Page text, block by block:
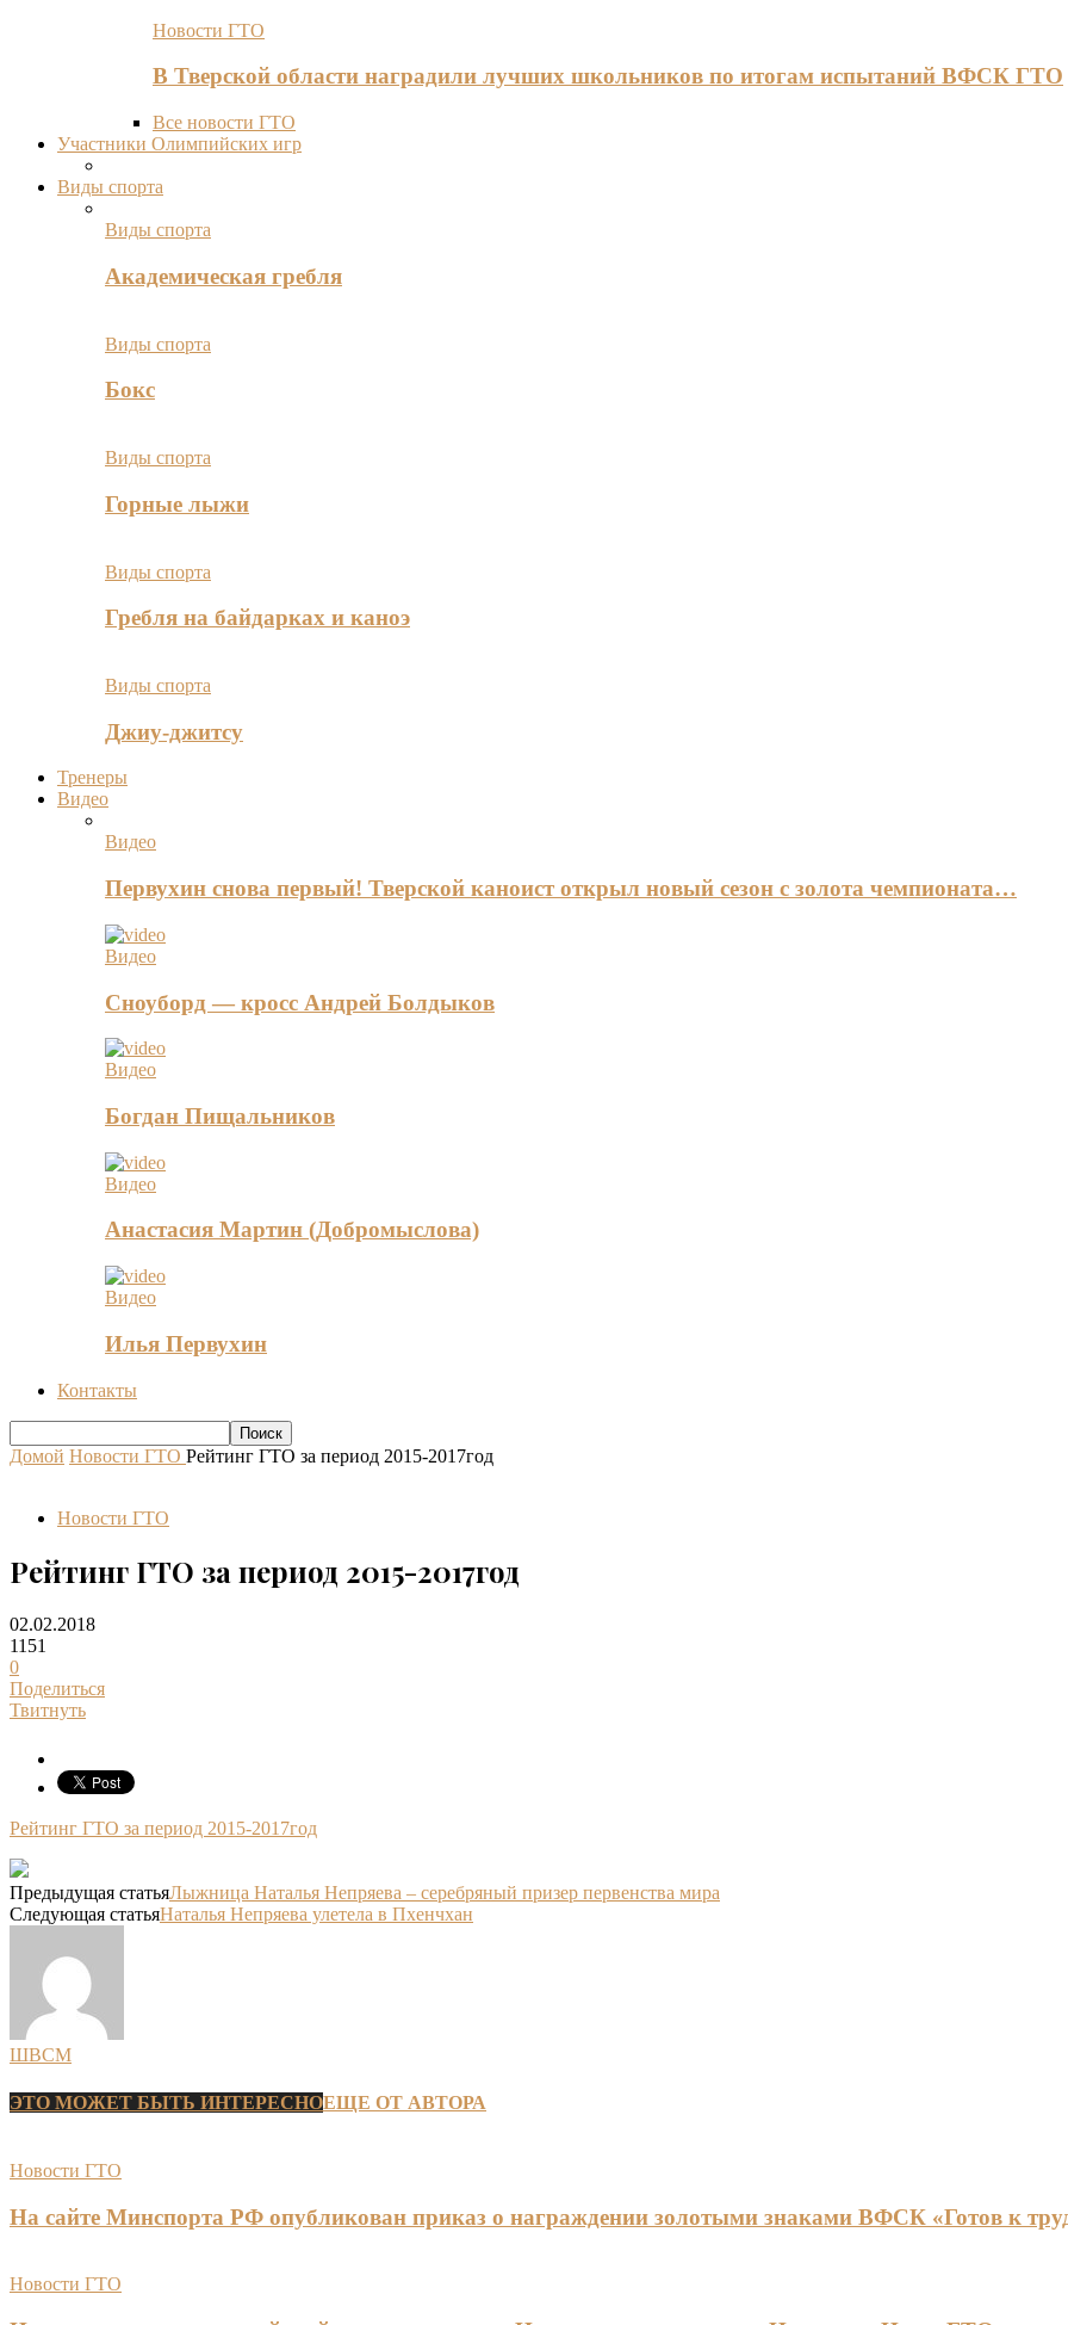
Новости ГТО
В Тверской области наградили лучших школьников по итогам испытаний ВФСК ГТО
Все новости ГТО
Участники Олимпийских игр
Виды спорта
Виды спорта
Академическая гребля
Виды спорта
Бокс
Виды спорта
Горные лыжи
Виды спорта
Гребля на байдарках и каноэ
Виды спорта
Джиу-джитсу
Тренеры
Видео
Видео
Первухин снова первый! Тверской каноист открыл новый сезон с золота чемпионата…
Видео
Сноуборд — кросс Андрей Болдыков
Видео
Богдан Пищальников
Видео
Анастасия Мартин (Добромыслова)
Видео
Илья Первухин
Контакты
Домой Новости ГТО Рейтинг ГТО за период 2015-2017год
Новости ГТО
Рейтинг ГТО за период 2015-2017год
02.02.2018
1151
0
Поделиться
Твитнуть
Рейтинг ГТО за период 2015-2017год
Предыдущая статьяЛыжница Наталья Непряева – серебряный призер первенства мира
Следующая статьяНаталья Непряева улетела в Пхенчхан
ШВСМ
ЭТО МОЖЕТ БЫТЬ ИНТЕРЕСНОЕЩЕ ОТ АВТОРА
Новости ГТО
На сайте Минспорта РФ опубликован приказ о награждении золотыми знаками ВФСК «Готов к
Новости ГТО